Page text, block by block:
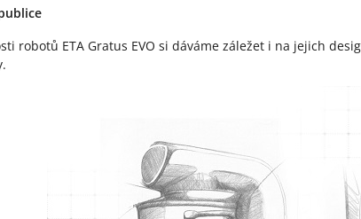
robotů ETA Gratus EVO si dáváme záležet i na jejich